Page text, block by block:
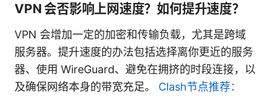
VPN 会否影响上网速度？如何提升速度？
VPN 会增加一定的加密和传输负载，尤其是跨域
服务器。提升速度的办法包括选择离你更近的服务
器、使用 WireGuard、避免在拥挤的时段连接，以
及确保网络本身的带宽充足。 Clash节点推荐：